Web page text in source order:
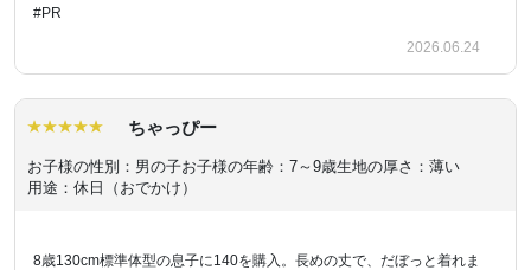
#PR
2026.06.24
ちゃっぴー
お子様の性別：男の子お子様の年齢：7～9歳生地の厚さ：薄い
用途：休日（おでかけ）
8歳130cm標準体型の息子に140を購入。長めの丈で、だぼっと着れま